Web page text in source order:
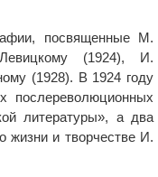
посвященные М.
(1924), И.
(1928). В 1924 году
послереволюционных
литературы», а два
жизни и творчестве И.